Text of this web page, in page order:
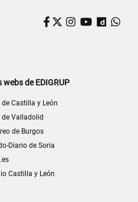
Facebook
Twitter
Instagram
YouTube
webs de EDIGRUP
de Castilla y León
de Valladolid
de Burgos
Diario de Soria
Castilla y León